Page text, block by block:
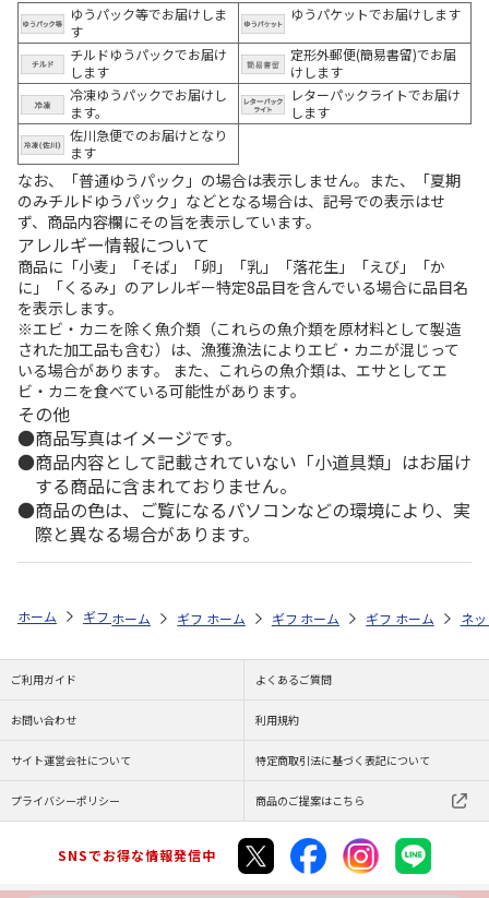
ゆうパック等でお届けしま
す
ゆうパケットでお届けします
チルドゆうパックでお届け
します
定形外郵便(簡易書留)でお届
けします
冷凍ゆうパックでお届けし
ます。
レターパックライトでお届け
します
佐川急便でのお届けとなり
ます
なお、「普通ゆうパック」の場合は表示しません。また、「夏期
のみチルドゆうパック」などとなる場合は、記号での表示はせ
ず、商品内容欄にその旨を表示しています。
アレルギー情報について
商品に「小麦」「そば」「卵」「乳」「落花生」「えび」「か
に」「くるみ」のアレルギー特定8品目を含んでいる場合に品目名
を表示します。
※エビ・カニを除く魚介類（これらの魚介類を原材料として製造
された加工品も含む）は、漁獲漁法によりエビ・カニが混じって
いる場合があります。 また、これらの魚介類は、エサとしてエ
ビ・カニを食べている可能性があります。
その他
商品写真はイメージです。
商品内容として記載されていない「小道具類」はお届け
する商品に含まれておりません。
商品の色は、ご覧になるパソコンなどの環境により、実
際と異なる場合があります。
ホーム ギフトストア お中元・夏ギフト特集 2026 お菓子・スイーツ
ホーム ギフトストア お中元・夏ギフト特集 2026
ホーム ギフトストア お中元・夏ギフト
ホーム ギフトストア お
ホーム ネ
ご利用ガイド よくあるご質問
お問い合わせ 利用規約
サイト運営会社について 特定商取引法に基づく表記について
プライバシーポリシー 商品のご提案はこちら
SNSでお得な情報発信中